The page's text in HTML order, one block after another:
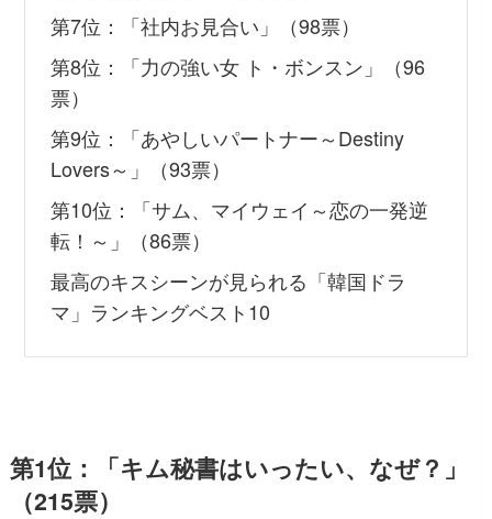
第7位：「社内お見合い」（98票）
第8位：「力の強い女 ト・ボンスン」（96
票）
第9位：「あやしいパートナー～Destiny
Lovers～」（93票）
第10位：「サム、マイウェイ～恋の一発逆
転！～」（86票）
最高のキスシーンが見られる「韓国ドラ
マ」ランキングベスト10
第1位：「キム秘書はいったい、なぜ？」
（215票）